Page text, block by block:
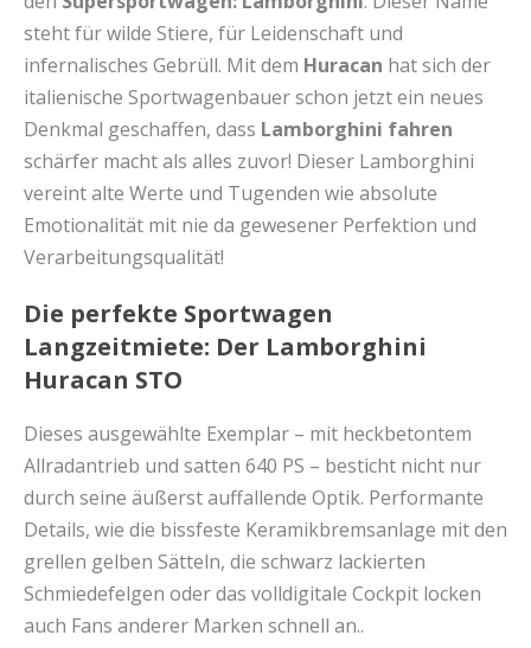
steht für wilde Stiere, für Leidenschaft und
infernalisches Gebrüll. Mit dem Huracan hat sich der
italienische Sportwagenbauer schon jetzt ein neues
Denkmal geschaffen, dass Lamborghini fahren
schärfer macht als alles zuvor! Dieser Lamborghini
vereint alte Werte und Tugenden wie absolute
Emotionalität mit nie da gewesener Perfektion und
Verarbeitungsqualität!
Die perfekte Sportwagen
Langzeitmiete: Der Lamborghini
Huracan STO
Dieses ausgewählte Exemplar – mit heckbetontem
Allradantrieb und satten 640 PS – besticht nicht nur
durch seine äußerst auffallende Optik. Performante
Details, wie die bissfeste Keramikbremsanlage mit den
grellen gelben Sätteln, die schwarz lackierten
Schmiedefelgen oder das volldigitale Cockpit locken
auch Fans anderer Marken schnell an..